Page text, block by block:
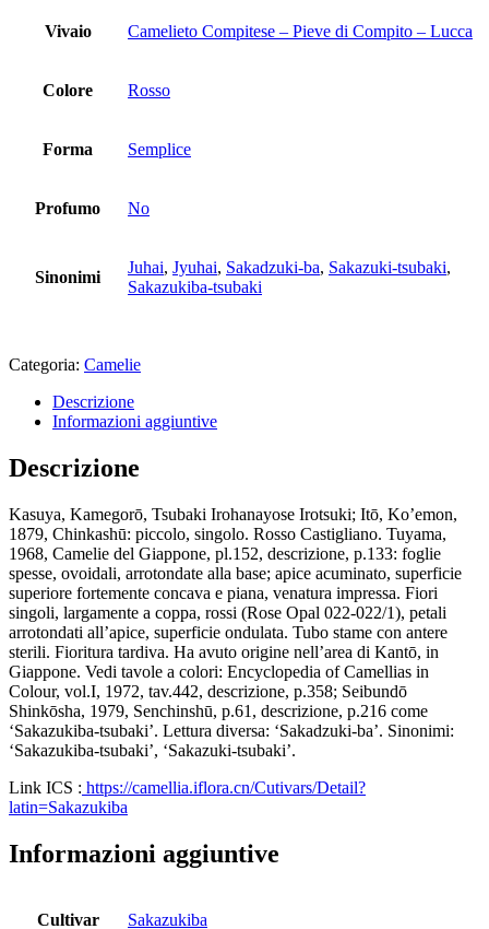
Vivaio Camelieto Compitese – Pieve di Compito – Lucca
Colore Rosso
Forma Semplice
Profumo No
Sinonimi
Juhai, Jyuhai, Sakadzuki-ba, Sakazuki-tsubaki,
Sakazukiba-tsubaki
Categoria: Camelie
Descrizione
Informazioni aggiuntive
Descrizione
Kasuya, Kamegorō, Tsubaki Irohanayose Irotsuki; Itō, Ko’emon,
1879, Chinkashū: piccolo, singolo. Rosso Castigliano. Tuyama,
1968, Camelie del Giappone, pl.152, descrizione, p.133: foglie
spesse, ovoidali, arrotondate alla base; apice acuminato, superficie
superiore fortemente concava e piana, venatura impressa. Fiori
singoli, largamente a coppa, rossi (Rose Opal 022-022/1), petali
arrotondati all’apice, superficie ondulata. Tubo stame con antere
sterili. Fioritura tardiva. Ha avuto origine nell’area di Kantō, in
Giappone. Vedi tavole a colori: Encyclopedia of Camellias in
Colour, vol.I, 1972, tav.442, descrizione, p.358; Seibundō
Shinkōsha, 1979, Senchinshū, p.61, descrizione, p.216 come
‘Sakazukiba-tsubaki’. Lettura diversa: ‘Sakadzuki-ba’. Sinonimi:
‘Sakazukiba-tsubaki’, ‘Sakazuki-tsubaki’.
Link ICS : https://camellia.iflora.cn/Cutivars/Detail?
latin=Sakazukiba
Informazioni aggiuntive
Cultivar Sakazukiba